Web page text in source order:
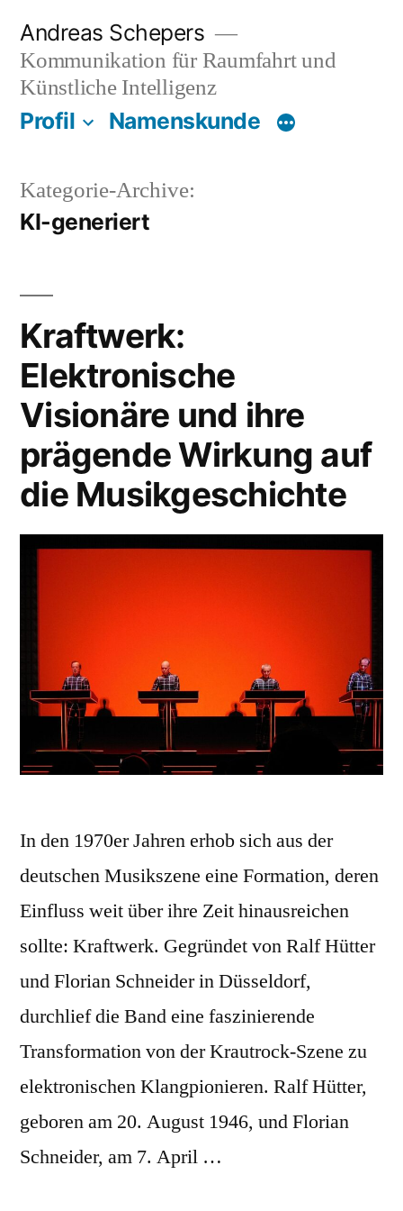
Inhalt
springen
Andreas Schepers
Kommunikation für Raumfahrt und
Künstliche Intelligenz
Profil Namenskunde
Kategorie-Archive:
KI-generiert
Kraftwerk:
Elektronische
Visionäre und ihre
prägende Wirkung auf
die Musikgeschichte
In den 1970er Jahren erhob sich aus der
deutschen Musikszene eine Formation, deren
Einfluss weit über ihre Zeit hinausreichen
sollte: Kraftwerk. Gegründet von Ralf Hütter
und Florian Schneider in Düsseldorf,
durchlief die Band eine faszinierende
Transformation von der Krautrock-Szene zu
elektronischen Klangpionieren. Ralf Hütter,
geboren am 20. August 1946, und Florian
Schneider, am 7. April …